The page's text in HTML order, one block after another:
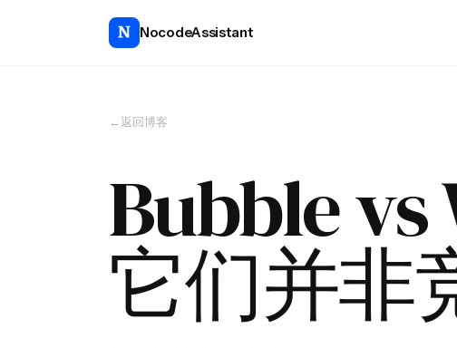
NocodeAssistant
←返回博客
Bubble vs
它们并非